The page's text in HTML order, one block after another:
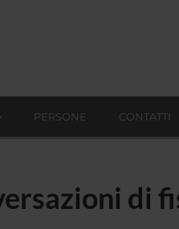
PERSONE CONTATTI
di